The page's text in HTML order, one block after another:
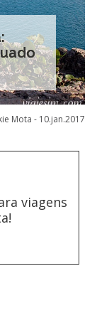
Mota - 10.jan.2017
viagens